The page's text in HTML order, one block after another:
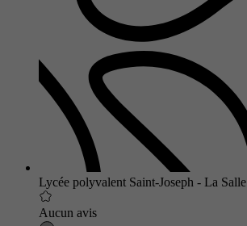
Lycée polyvalent Saint-Joseph - La Salle
Aucun avis